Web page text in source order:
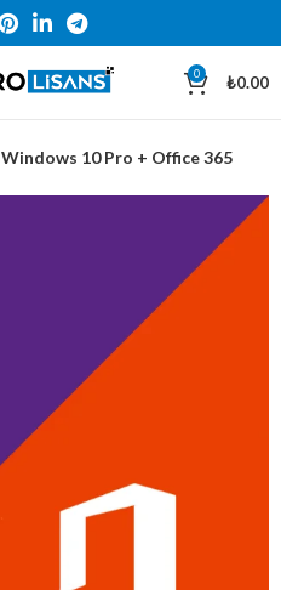
0 ₺0.00
Windows 10 Pro + Office 365